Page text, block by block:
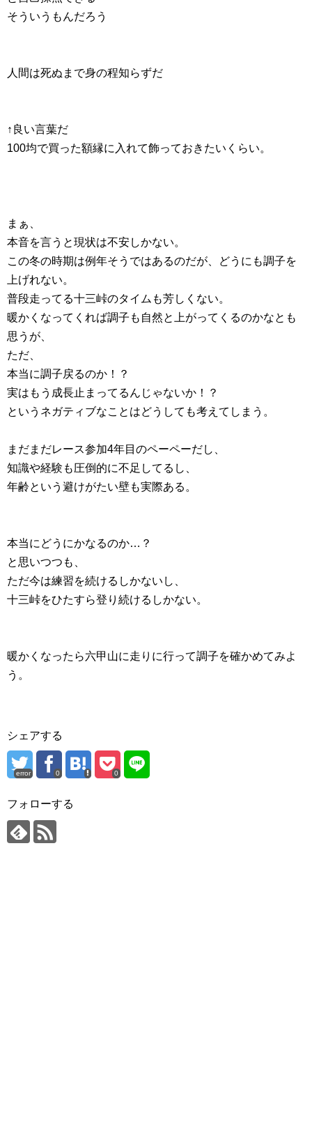
そういうもんだろう
人間は死ぬまで身の程知らずだ
↑良い言葉だ
100均で買った額縁に入れて飾っておきたいくらい。
まぁ、
本音を言うと現状は不安しかない。
この冬の時期は例年そうではあるのだが、どうにも調子を
上げれない。
普段走ってる十三峠のタイムも芳しくない。
暖かくなってくれば調子も自然と上がってくるのかなとも
思うが、
ただ、
本当に調子戻るのか！？
実はもう成長止まってるんじゃないか！？
というネガティブなことはどうしても考えてしまう。
まだまだレース参加4年目のペーペーだし、
知識や経験も圧倒的に不足してるし、
年齢という避けがたい壁も実際ある。
本当にどうにかなるのか…？
と思いつつも、
ただ今は練習を続けるしかないし、
十三峠をひたすら登り続けるしかない。
暖かくなったら六甲山に走りに行って調子を確かめてみよ
う。
シェアする
error 0 0
フォローする